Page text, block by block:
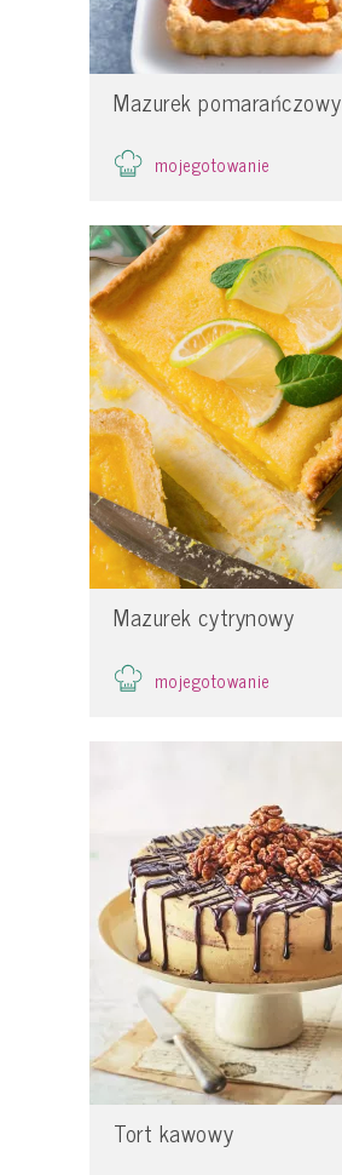
Mazurek pomarańczowy
mojegotowanie
Mazurek cytrynowy
mojegotowanie
Tort kawowy